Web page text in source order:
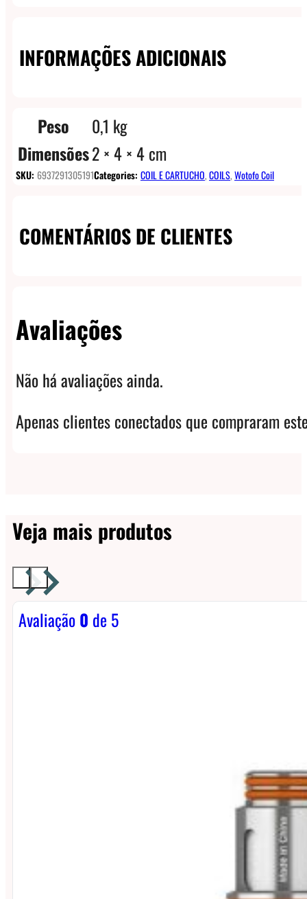
INFORMAÇÕES ADICIONAIS
Peso
0,1 kg
Dimensões2 × 4 × 4 cm
SKU: 6937291305191Categories: COIL E CARTUCHO,COILS,Wotofo Coil
COMENTÁRIOS DE CLIENTES
Avaliações
Não há avaliações ainda.
Apenas clientes conectados que compraram
Veja mais produtos
Avaliação0 de 5